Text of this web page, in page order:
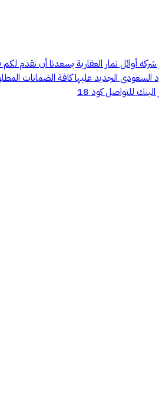
الواحد الزاويه مليون 450 شغل شخصى على الكود السعودى
للتواصل كود 18